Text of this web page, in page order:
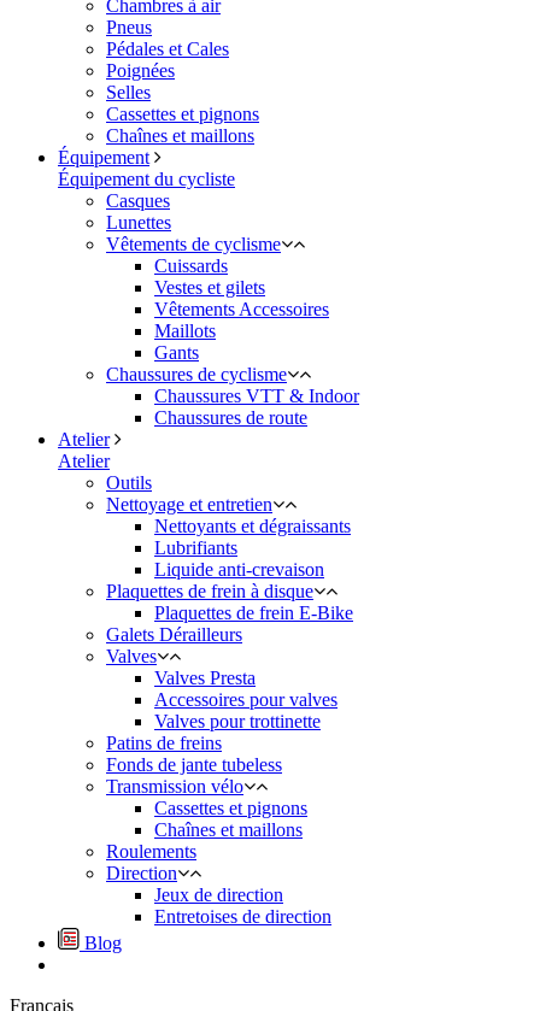
Chambres à air
Pneus
Pédales et Cales
Poignées
Selles
Cassettes et pignons
Chaînes et maillons
Équipement
Équipement du cycliste
Casques
Lunettes
Vêtements de cyclisme
Cuissards
Vestes et gilets
Vêtements Accessoires
Maillots
Gants
Chaussures de cyclisme
Chaussures VTT & Indoor
Chaussures de route
Atelier
Atelier
Outils
Nettoyage et entretien
Nettoyants et dégraissants
Lubrifiants
Liquide anti-crevaison
Plaquettes de frein à disque
Plaquettes de frein E-Bike
Galets Dérailleurs
Valves
Valves Presta
Accessoires pour valves
Valves pour trottinette
Patins de freins
Fonds de jante tubeless
Transmission vélo
Cassettes et pignons
Chaînes et maillons
Roulements
Direction
Jeux de direction
Entretoises de direction
Blog
Français